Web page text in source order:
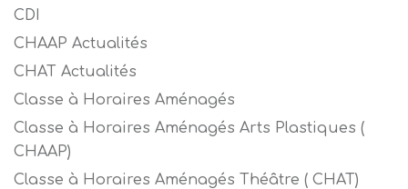
CDI
CHAAP Actualités
CHAT Actualités
Classe à Horaires Aménagés
Classe à Horaires Aménagés Arts Plastiques (
CHAAP)
Classe à Horaires Aménagés Théâtre ( CHAT)